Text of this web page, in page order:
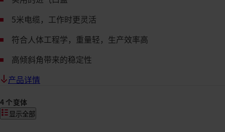
5米电缆，工作时更灵活
符合人体工程学，重量轻，生产效率高
高倾斜角带来的稳定性
产品详情
4 个变体
显示全部